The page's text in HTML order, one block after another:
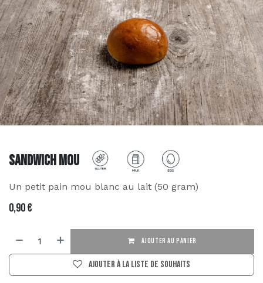
Sandwich mou
Un petit pain mou blanc au lait (50 gram)
0,90€
AJOUTER AU PANIER
Ajouter à la liste de souhaits